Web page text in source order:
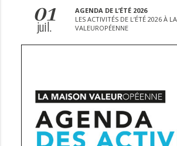
01
juil.
AGENDA DE L’ÉTÉ 2026
LES ACTIVITÉS DE L’ÉTÉ 2026 À
VALEUROPÉENNE